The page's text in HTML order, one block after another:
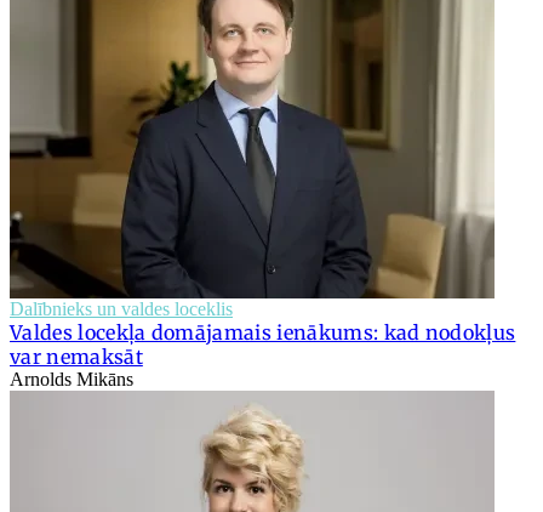
Dalībnieks un valdes loceklis
Valdes locekļa domājamais ienākums: kad nodokļus
var nemaksāt
Arnolds Mikāns